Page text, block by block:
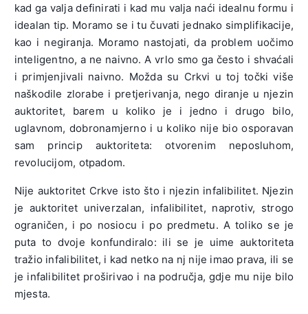
kad ga valja definirati i kad mu valja naći idealnu formu i
idealan tip. Moramo se i tu čuvati jednako simplifikacije,
kao i negiranja. Moramo nastojati, da problem uočimo
inteligentno, a ne naivno. A vrlo smo ga često i shvaćali
i primjenjivali naivno. Možda su Crkvi u toj točki više
naškodile zlorabe i pretjerivanja, nego diranje u njezin
auktoritet, barem u koliko je i jedno i drugo bilo,
uglavnom, dobronamjerno i u koliko nije bio osporavan
sam princip auktoriteta: otvorenim neposluhom,
revolucijom, otpadom.
Nije auktoritet Crkve isto što i njezin infalibilitet. Njezin
je auktoritet univerzalan, infalibilitet, naprotiv, strogo
ograničen, i po nosiocu i po predmetu. A toliko se je
puta to dvoje konfundiralo: ili se je uime auktoriteta
tražio infalibilitet, i kad netko na nj nije imao prava, ili se
je infalibilitet proširivao i na područja, gdje mu nije bilo
mjesta.